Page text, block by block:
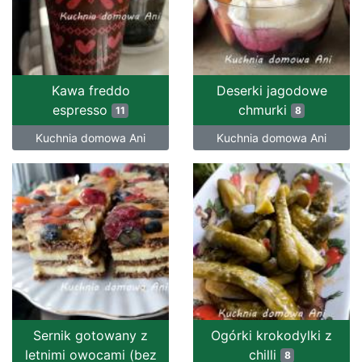
Kawa freddo
espresso
11
Kuchnia domowa Ani
Deserki jagodowe
chmurki
8
Kuchnia domowa Ani
Sernik gotowany z
letnimi owocami (bez
Ogórki krokodylki z
chilli
8